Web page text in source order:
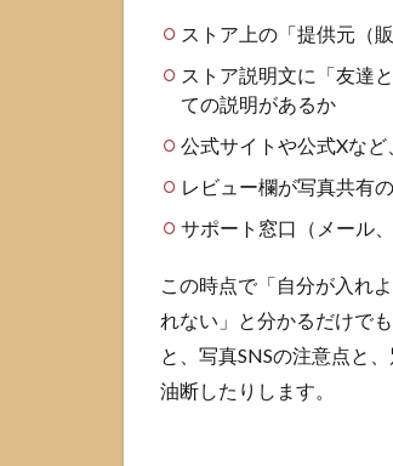
Google
データ
セーフ
ティで
見るポ
イント
2.3
プラ
シー
ポリ
シー
ストア上の「提供元（
ストア説明文に「友達
ての説明があるか
公式サイトや公式Xな
レビュー欄が写真共有
サポート窓口（メール
この時点で「自分が入れ
れない」と分かるだけで
と、写真SNSの注意点と
油断したりします。